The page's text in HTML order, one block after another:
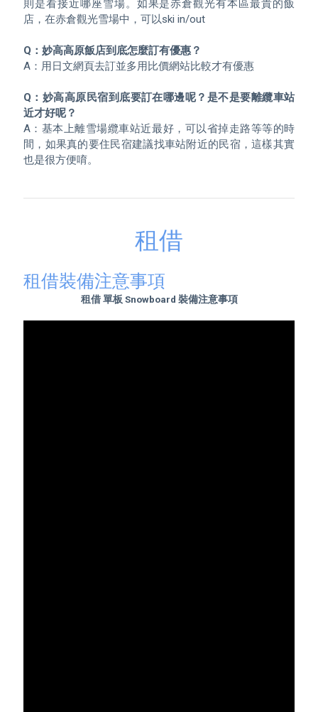
則是看接近哪座雪場。如果是赤倉觀光有本區最貴的飯
店，在赤倉觀光雪場中，可以ski in/out
Q：妙高高原飯店到底怎麼訂有優惠？
A：用日文網頁去訂並多用比價網站比較才有優惠
Q：妙高高原民宿到底要訂在哪邊呢？是不是要離纜車站
近才好呢？
A：基本上離雪場纜車站近最好，可以省掉走路等等的時
間，如果真的要住民宿建議找車站附近的民宿，這樣其實
也是很方便唷。
租借
租借裝備注意事項
租借 單板 Snowboard 裝備注意事項